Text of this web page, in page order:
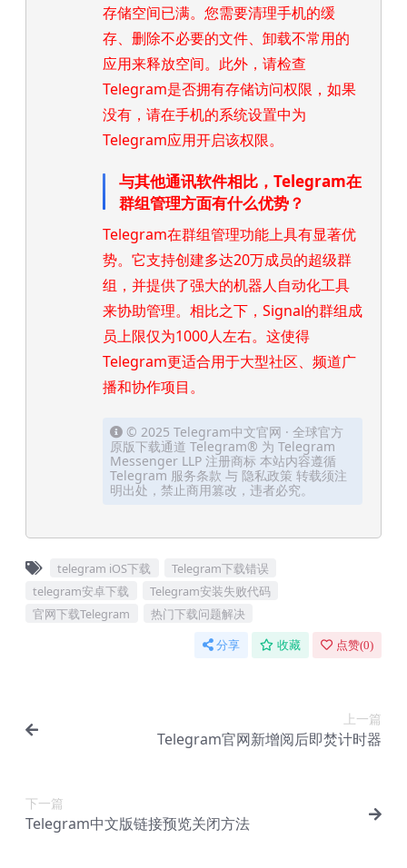
存储空间已满。您需要清理手机的缓
存、删除不必要的文件、卸载不常用的
应用来释放空间。此外，请检查
Telegram是否拥有存储访问权限，如果
没有，请在手机的系统设置中为
Telegram应用开启该权限。
与其他通讯软件相比，Telegram在
群组管理方面有什么优势？
Telegram在群组管理功能上具有显著优
势。它支持创建多达20万成员的超级群
组，并提供了强大的机器人自动化工具
来协助管理。相比之下，Signal的群组成
员上限仅为1000人左右。这使得
Telegram更适合用于大型社区、频道广
播和协作项目。
© 2025 Telegram中文官网 · 全球官方
原版下载通道 Telegram® 为 Telegram
Messenger LLP 注册商标 本站内容遵循
Telegram 服务条款 与 隐私政策 转载须注
明出处，禁止商用篡改，违者必究。
telegram iOS下载
Telegram下载错误
telegram安卓下载
Telegram安装失败代码
官网下载Telegram
热门下载问题解决
分享 收藏 点赞(0)
上一篇
Telegram官网新增阅后即焚计时器
下一篇
Telegram中文版链接预览关闭方法